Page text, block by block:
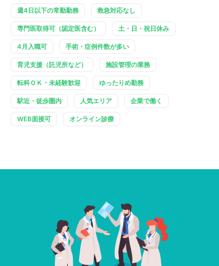
週4日以下の常勤勤務 救急対応なし
専門医取得可（認定医含む） 土・日・祝日休み
4月入職可 手術・症例件数が多い
育児支援（託児所など） 施設管理の業務
転科ＯＫ・未経験歓迎 ゆったりめ勤務
駅近・徒歩圏内 人気エリア 企業で働く
WEB面接可 オンライン診療